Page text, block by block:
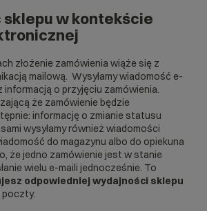
w kontekście
złożenie zamówienia wiąże się z
mailową. Wysyłamy wiadomość e-
informacją o przyjęciu zamówienia.
że zamówienie będzie
informację o zmianie statusu
wysyłamy również wiadomości
do magazynu albo do opiekuna
że jedno zamówienie jest w stanie
wielu e-maili jednocześnie. To
odpowiedniej wydajności sklepu
poczty.